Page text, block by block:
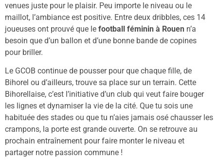
venues juste pour le plaisir. Peu importe le niveau ou le
maillot, l’ambiance est positive. Entre deux dribbles, ces 14
joueuses ont prouvé que le football féminin à Rouen n’a
besoin que d’un ballon et d’une bonne bande de copines
pour briller.
Le GCOB continue de pousser pour que chaque fille, de
Bihorel ou d’ailleurs, trouve sa place sur un terrain. Cette
Bihorellaise, c’est l’initiative d’un club qui veut faire bouger
les lignes et dynamiser la vie de la cité. Que tu sois une
habituée des stades ou que tu n’aies jamais osé chausser les
crampons, la porte est grande ouverte. On se retrouve au
prochain entraînement pour faire monter le niveau et
partager notre passion commune !